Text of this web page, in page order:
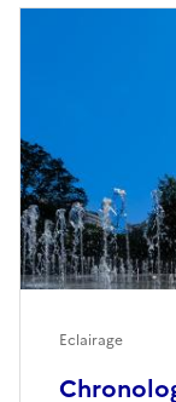
Eclairage